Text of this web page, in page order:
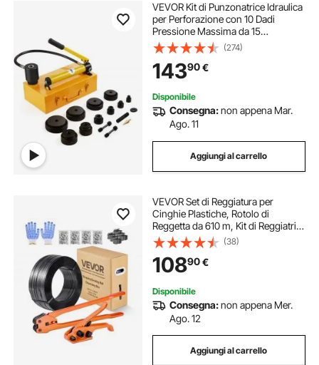
VEVOR Kit di Punzonatrice Idraulica
per Perforazione con 10 Dadi
Pressione Massima da 15
Tonnellate, Kit di Utensili per
Perforazione Idraulica in Acciaio
Misura di Dadi 1,27cm-10,16cm con
Tubo 75cm
(274)
14390€
Disponibile
Consegna:non appena Mar.
Ago. 11
Aggiungi al carrello
VEVOR Set di Reggiatura per
Cinghie Plastiche, Rotolo di
Reggetta da 610 m, Kit di Reggiatrici
Manuali per Imballaggio Magazzino
Trasporto, con 600 Sigilli Metallici,
200 Protezioni Angolari, Guanti
(38)
10890€
Disponibile
Consegna:non appena Mer.
Ago. 12
Aggiungi al carrello